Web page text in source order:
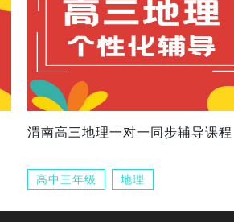
渭南高三地理一对一同步辅导课程
高中三年级 地理